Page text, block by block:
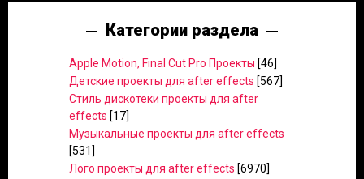
Категории раздела
Apple Motion, Final Cut Pro Проекты [46]
Детские проекты для after effects [567]
Стиль дискотеки проекты для after
effects [17]
Музыкальные проекты для after effects
[531]
Лого проекты для after effects [6970]